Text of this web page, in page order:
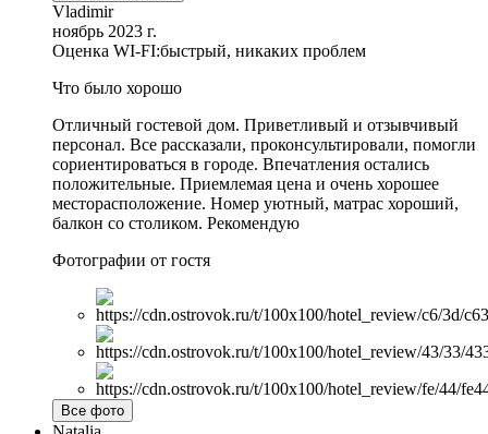
Vladimir
ноябрь 2023 г.
Оценка WI-FI:быстрый, никаких проблем
Что было хорошо
Отличный гостевой дом. Приветливый и отзывчивый
персонал. Все рассказали, проконсультировали, помогли
сориентироваться в городе. Впечатления остались
положительные. Приемлемая цена и очень хорошее
месторасположение. Номер уютный, матрас хороший,
балкон со столиком. Рекомендую
Фотографии от гостя
Все фото